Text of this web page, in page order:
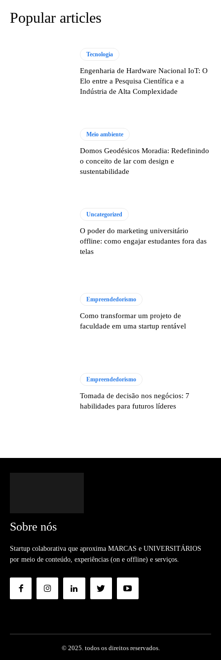
Popular articles
Tecnologia
Engenharia de Hardware Nacional IoT: O
Elo entre a Pesquisa Científica e a
Indústria de Alta Complexidade
Meio ambiente
Domos Geodésicos Moradia: Redefinindo
o conceito de lar com design e
sustentabilidade
Uncategorized
O poder do marketing universitário
offline: como engajar estudantes fora das
telas
Empreendedorismo
Como transformar um projeto de
faculdade em uma startup rentável
Empreendedorismo
Tomada de decisão nos negócios: 7
habilidades para futuros líderes
Sobre nós
Startup colaborativa que aproxima MARCAS e UNIVERSITÁRIOS
por meio de conteúdo, experiências (on e offline) e serviços.
© 2025. todos os direitos reservados.